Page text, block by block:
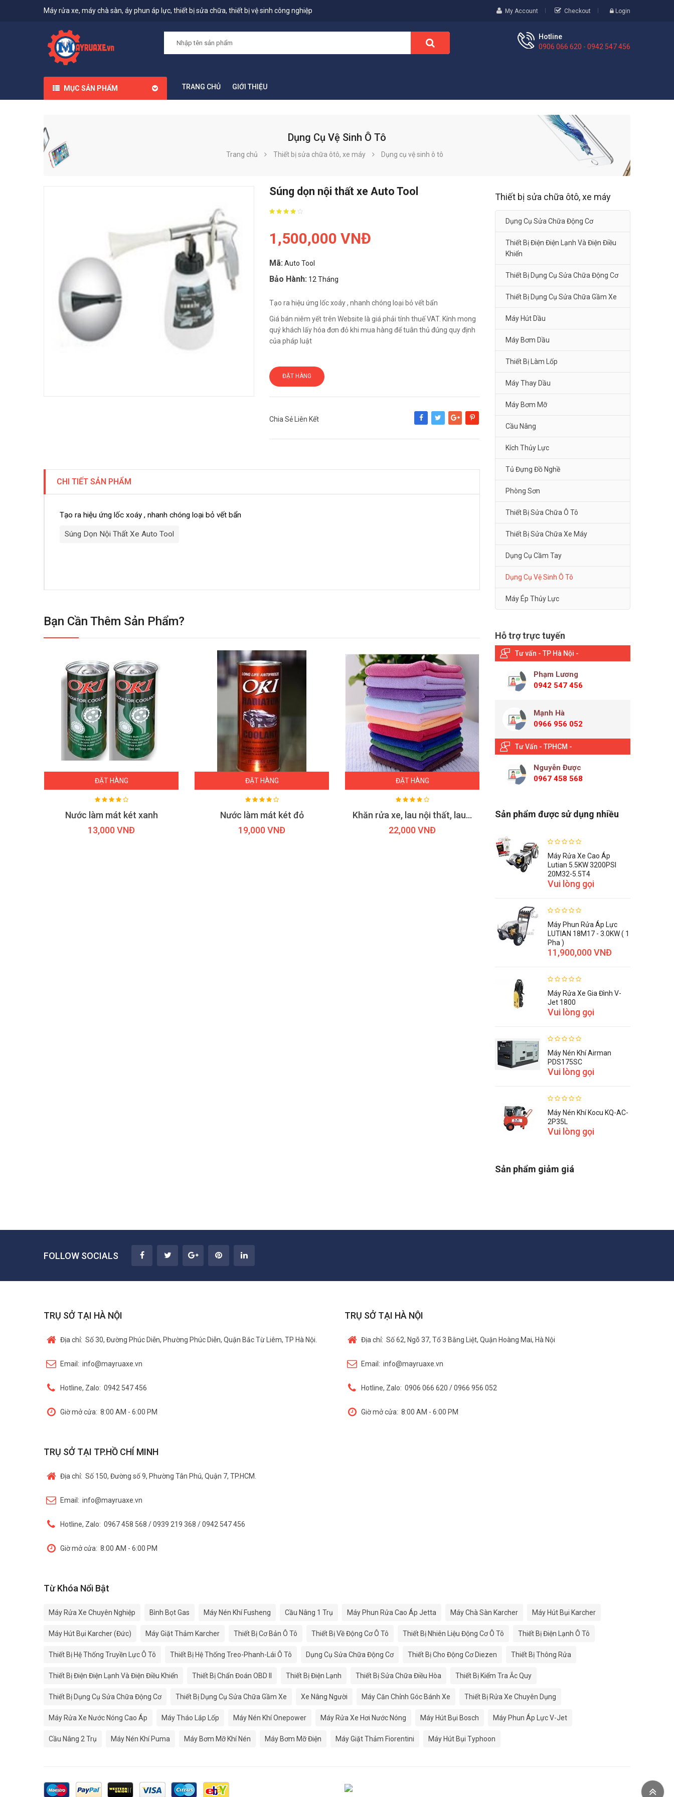
Máy rửa xe, máy chà sàn, áy phun áp lực, thiết bị sửa chữa, thiết bị vệ sinh công nghiệp My Account Checkout Login
Hotline
0906 066 620 - 0942 547 456
MỤC SẢN PHẨM TRANG CHỦ GIỚI THIỆU
Dụng Cụ Vệ Sinh Ô Tô
Trang chủ Thiết bị sửa chữa ôtô, xe máy Dụng cụ vệ sinh ô tô
Súng dọn nội thất xe Auto Tool
1,500,000 VNĐ
Mã: Auto Tool
Bảo Hành: 12 Tháng
Tạo ra hiệu ứng lốc xoáy , nhanh chóng loại bỏ vết bẩn
Giá bán niêm yết trên Website là giá phải tính thuế VAT. Kính mong
quý khách lấy hóa đơn đỏ khi mua hàng để tuân thủ đúng quy định
của pháp luật
ĐẶT HÀNG
Chia Sẻ Liên Kết
Share Tweet Google+Pinterest
CHI TIẾT SẢN PHẨM
Tạo ra hiệu ứng lốc xoáy , nhanh chóng loại bỏ vết bẩn
Súng Dọn Nội Thất Xe Auto Tool
Bạn Cần Thêm Sản Phẩm?
ĐẶT HÀNG
Nước làm mát két xanh
13,000 VNĐ
ĐẶT HÀNG
Nước làm mát két đỏ
19,000 VNĐ
ĐẶT HÀNG
Khăn rửa xe, lau nội thất, lau bóng 40 x 40 cm
22,000 VNĐ
ĐẶT HÀNG
Khăn rửa xe, lau nội thất 40 x 60 cm
Thiết bị sửa chữa ôtô, xe máy
Dụng Cụ Sửa Chữa Động Cơ
Thiết Bị Điện Điện Lạnh Và Điện Điều
Khiển
Thiết Bị Dụng Cụ Sửa Chữa Động Cơ
Thiết Bị Dụng Cụ Sửa Chữa Gầm Xe
Máy Hút Dầu
Máy Bơm Dầu
Thiết Bị Làm Lốp
Máy Thay Dầu
Máy Bơm Mỡ
Cầu Nâng
Kích Thủy Lực
Tủ Đựng Đồ Nghề
Phòng Sơn
Thiết Bị Sửa Chữa Ô Tô
Thiết Bị Sửa Chữa Xe Máy
Dụng Cụ Cầm Tay
Dụng Cụ Vệ Sinh Ô Tô
Máy Ép Thủy Lực
Hỗ trợ trực tuyến
Tư vấn - TP Hà Nội -
Phạm Lương
0942 547 456
Mạnh Hà
0966 956 052
Tư Vấn - TPHCM -
Nguyễn Được
0967 458 568
Sản phẩm được sử dụng nhiều
Máy Rửa Xe Cao Áp
Lutian 5.5KW 3200PSI
20M32-5.5T4
Vui lòng gọi
Máy Phun Rửa Áp Lực
LUTIAN 18M17 - 3.0KW ( 1
Pha )
11,900,000 VNĐ
Máy Rửa Xe Gia Đình V-
Jet 1800
Vui lòng gọi
Máy Nén Khí Airman
PDS175SC
Vui lòng gọi
Máy Nén Khí Kocu KQ-AC-
2P35L
Vui lòng gọi
Sản phẩm giảm giá
FOLLOW SOCIALS
TRỤ SỞ TẠI HÀ NỘI
Địa chỉ: Số 30, Đường Phúc Diễn, Phường Phúc Diễn, Quận Bắc Từ Liêm, TP Hà Nội.
Email: info@mayruaxe.vn
Hotline, Zalo: 0942 547 456
Giờ mở cửa: 8:00 AM - 6:00 PM
TRỤ SỞ TẠI HÀ NỘI
Địa chỉ: Số 62, Ngõ 37, Tổ 3 Bằng Liệt, Quận Hoàng Mai, Hà Nội
Email: info@mayruaxe.vn
Hotline, Zalo: 0906 066 620 / 0966 956 052
Giờ mở cửa: 8:00 AM - 6:00 PM
TRỤ SỞ TẠI TP.HỒ CHÍ MINH
Địa chỉ: Số 150, Đường số 9, Phường Tân Phú, Quận 7, TP.HCM.
Email: info@mayruaxe.vn
Hotline, Zalo: 0967 458 568 / 0939 219 368 / 0942 547 456
Giờ mở cửa: 8:00 AM - 6:00 PM
Từ Khóa Nổi Bật
Máy Rửa Xe Chuyên Nghiệp Bình Bọt Gas Máy Nén Khí Fusheng Cầu Nâng 1 Trụ Máy Phun Rửa Cao Áp Jetta Máy Chà Sàn Karcher Máy Hút Bụi Karcher
Máy Hút Bụi Karcher (Đức) Máy Giặt Thảm Karcher Thiết Bị Cơ Bản Ô Tô Thiết Bị Về Động Cơ Ô Tô Thiết Bị Nhiên Liệu Động Cơ Ô Tô Thiết Bị Điện Lạnh Ô Tô
Thiết Bị Hệ Thống Truyền Lực Ô Tô Thiết Bị Hệ Thống Treo-Phanh-Lái Ô Tô Dụng Cụ Sửa Chữa Động Cơ Thiết Bị Cho Động Cơ Diezen Thiết Bị Thông Rửa
Thiết Bị Điện Điện Lạnh Và Điện Điều Khiển Thiết Bị Chẩn Đoán OBD II Thiết Bị Điện Lạnh Thiết Bị Sửa Chữa Điều Hòa Thiết Bị Kiểm Tra Ắc Quy
Thiết Bị Dụng Cụ Sửa Chữa Động Cơ Thiết Bị Dụng Cụ Sửa Chữa Gầm Xe Xe Nâng Người Máy Căn Chỉnh Góc Bánh Xe Thiết Bị Rửa Xe Chuyên Dụng
Máy Rửa Xe Nước Nóng Cao Áp Máy Tháo Lắp Lốp Máy Nén Khí Onepower Máy Rửa Xe Hơi Nước Nóng Máy Hút Bụi Bosch Máy Phun Áp Lực V-Jet
Cầu Nâng 2 Trụ Máy Nén Khí Puma Máy Bơm Mỡ Khí Nén Máy Bơm Mỡ Điện Máy Giặt Thảm Fiorentini Máy Hút Bụi Typhoon